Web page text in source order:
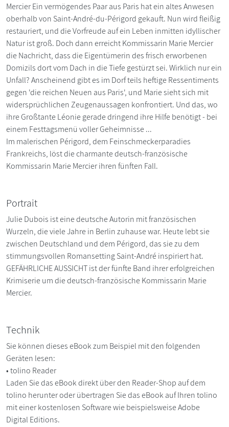
Mercier Ein vermögendes Paar aus Paris hat ein altes Anwesen
oberhalb von Saint-André-du-Périgord gekauft. Nun wird fleißig
restauriert, und die Vorfreude auf ein Leben inmitten idyllischer
Natur ist groß. Doch dann erreicht Kommissarin Marie Mercier
die Nachricht, dass die Eigentümerin des frisch erworbenen
Domizils dort vom Dach in die Tiefe gestürzt sei. Wirklich nur ein
Unfall? Anscheinend gibt es im Dorf teils heftige Ressentiments
gegen 'die reichen Neuen aus Paris', und Marie sieht sich mit
widersprüchlichen Zeugenaussagen konfrontiert. Und das, wo
ihre Großtante Léonie gerade dringend ihre Hilfe benötigt - bei
einem Festtagsmenü voller Geheimnisse ...
Im malerischen Périgord, dem Feinschmeckerparadies
Frankreichs, löst die charmante deutsch-französische
Kommissarin Marie Mercier ihren fünften Fall.
Portrait
Julie Dubois ist eine deutsche Autorin mit französischen
Wurzeln, die viele Jahre in Berlin zuhause war. Heute lebt sie
zwischen Deutschland und dem Périgord, das sie zu dem
stimmungsvollen Romansetting Saint-André inspiriert hat.
GEFÄHRLICHE AUSSICHT ist der fünfte Band ihrer erfolgreichen
Krimiserie um die deutsch-französische Kommissarin Marie
Mercier.
Technik
Sie können dieses eBook zum Beispiel mit den folgenden
Geräten lesen:
• tolino Reader
Laden Sie das eBook direkt über den Reader-Shop auf dem
tolino herunter oder übertragen Sie das eBook auf Ihren tolino
mit einer kostenlosen Software wie beispielsweise Adobe
Digital Editions.